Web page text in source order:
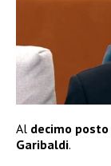
Al decimo posto
Garibaldi.